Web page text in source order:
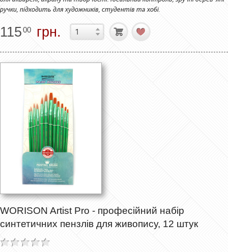
ручки, підходить для художників, студентів та хобі.
11500 грн.
WORISON Artist Pro - професійний набір
синтетичних пензлів для живопису, 12 штук